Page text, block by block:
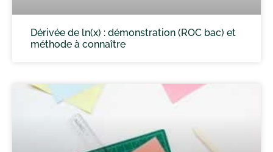
Dérivée de ln(x) : démonstration (ROC bac) et
méthode à connaître